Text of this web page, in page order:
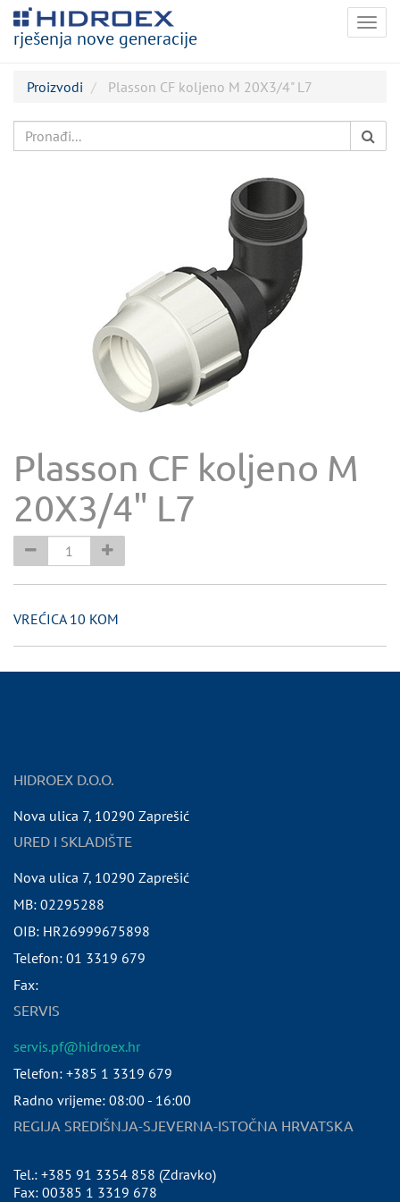
rješenja nove generacije
Proizvodi Plasson CF koljeno M 20X3/4" L7
Plasson CF koljeno M
20X3/4" L7
VREĆICA 10 KOM
HIDROEX D.O.O.
Nova ulica 7, 10290 Zaprešić
URED I SKLADIŠTE
Nova ulica 7, 10290 Zaprešić
MB: 02295288
OIB: HR26999675898
Telefon: 01 3319 679
Fax:
SERVIS
servis.pf@hidroex.hr
Telefon: +385 1 3319 679
Radno vrijeme: 08:00 - 16:00
REGIJA SREDIŠNJA-SJEVERNA-ISTOČNA HRVATSKA
Tel.: +385 91 3354 858 (Zdravko)
Fax: 00385 1 3319 678